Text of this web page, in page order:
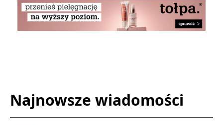
Najnowsze wiadomości